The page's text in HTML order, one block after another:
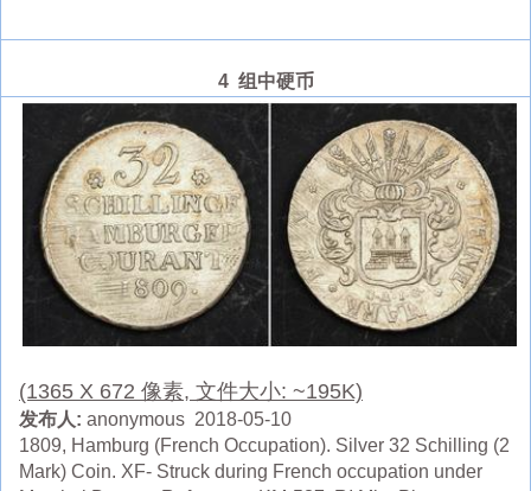
4 组中硬币
(1365 X 672 像素, 文件大小: ~195K)
发布人: anonymous 2018-05-10
1809, Hamburg (French Occupation). Silver 32 Schilling (2
Mark) Coin. XF- Struck during French occupation under